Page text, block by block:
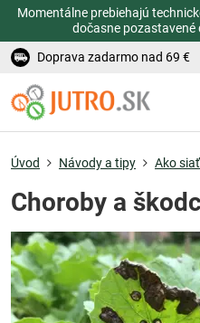
Momentálne prebiehajú
dočasne pozastavené
Doprava zadarmo nad 69 €
Úvod Návody a tipy Ako
Choroby a